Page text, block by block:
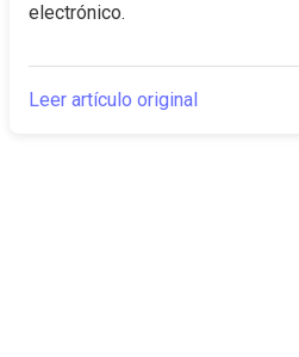
electrónico.
Leer artículo original